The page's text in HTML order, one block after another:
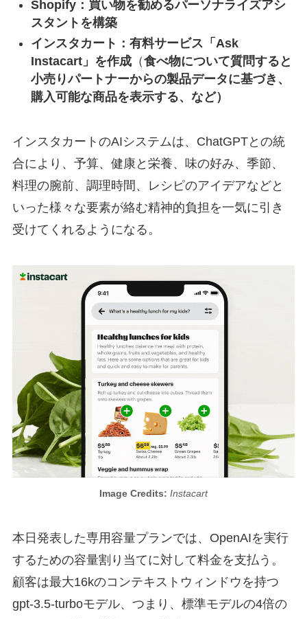
Shopify：買い物を勧めるパーソナライズアシ
スタントを構築
インスタカート： 有料サービス「Ask
Instacart」を作成（食べ物について質問すると
小売りパートナーからの製品データに基づき、
購入可能な商品を表示する、など）
インスタカートのAIシステムは、ChatGPTとの統
合により、予算、健康と栄養、味の好み、季節、
料理の腕前、調理時間、レシピのアイデアなどと
いった様々な要素が絡む精神的負担を一気に引き
受けてくれるようになる。
Image Credits: Instacart
本日発表した専用容量プランでは、OpenAIを実行
するための容量割り当てに対して料金を支払う。
顧客は最大16kのコンテキストウィンドウを持つ
gpt-3.5-turboモデル、つまり、標準モデルの4倍の